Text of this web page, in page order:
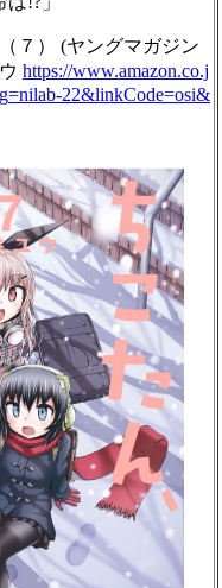
７） (ヤングマガジン
https://www.amazon.co.j
=nilab-22&linkCode=osi&